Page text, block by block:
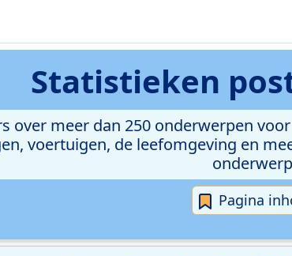
Statistieken
over meer dan 250 onderwerpen
voertuigen, de leefomgeving en
Pagina